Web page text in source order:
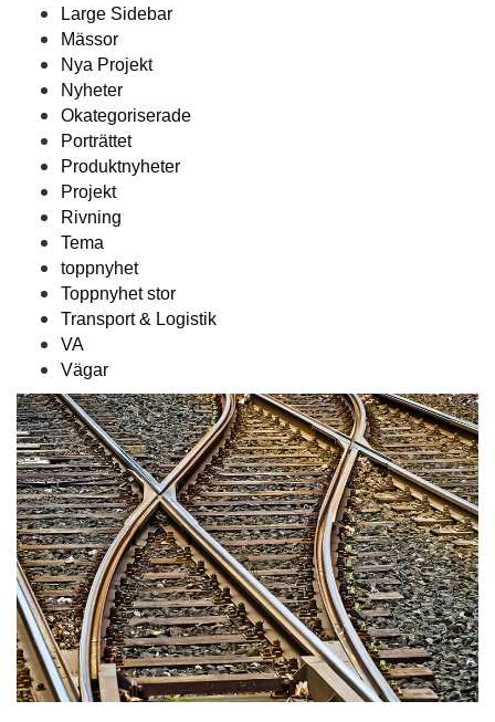
Large Sidebar
Mässor
Nya Projekt
Nyheter
Okategoriserade
Porträttet
Produktnyheter
Projekt
Rivning
Tema
toppnyhet
Toppnyhet stor
Transport & Logistik
VA
Vägar